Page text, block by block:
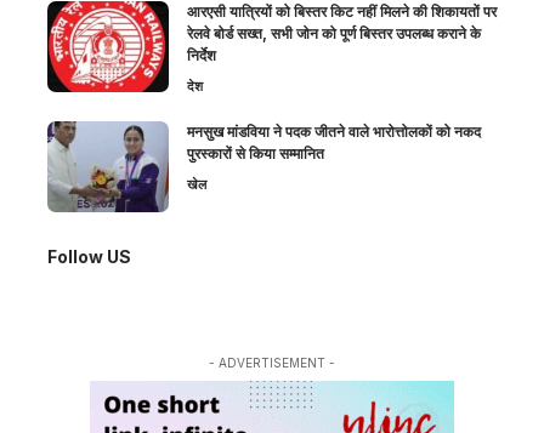
आरएसी यात्रियों को बिस्तर किट नहीं मिलने की शिकायतों पर
रेलवे बोर्ड सख्त, सभी जोन को पूर्ण बिस्तर उपलब्ध कराने के
निर्देश
देश
मनसुख मांडविया ने पदक जीतने वाले भारोत्तोलकों को नकद
पुरस्कारों से किया सम्मानित
खेल
Follow US
- ADVERTISEMENT -